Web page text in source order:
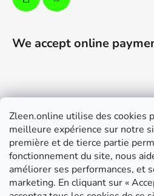
Zleen.online utilise des cookies
meilleure expérience sur notre
première et de tierce partie
fonctionnement du site, nous
améliorer ses performances, et
marketing. En cliquant sur «
We accept online
Support
Modalités de livraison et
Conditions générales de ventes
RGPD